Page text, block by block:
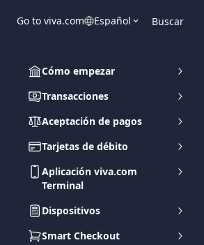
Go to viva.com Español Buscar
Cómo empezar
Transacciones
Aceptación de pagos
Tarjetas de débito
Aplicación viva.com
Terminal
Dispositivos
Smart Checkout